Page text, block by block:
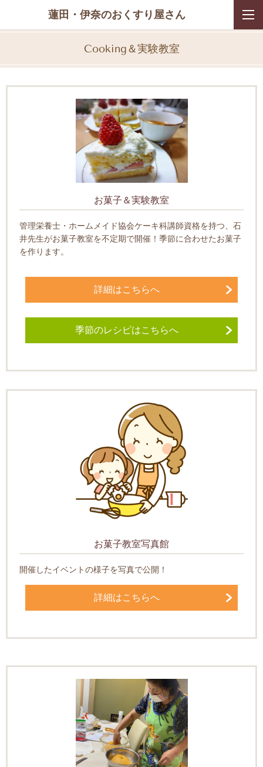
蓮田・伊奈のおくすり屋さん
Cooking＆実験教室
お菓子＆実験教室
管理栄養士・ホームメイド協会ケーキ科講師資格を持つ、石
井先生がお菓子教室を不定期で開催！季節に合わせたお菓子
を作ります。
詳細はこちらへ
季節のレシピはこちらへ
お菓子教室写真館
開催したイベントの様子を写真で公開！
詳細はこちらへ